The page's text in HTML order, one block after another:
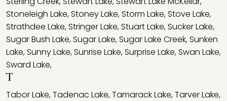
Stoneleigh Lake,Stoney Lake,Storm Lake,Stove Lake,
Strathdee Lake,Stringer Lake,Stuart Lake,Sucker Lake,
Sugar Bush Lake,Sugar Lake,Sugar Lake Creek,Sunken
Lake,Sunny Lake,Sunrise Lake,Surprise Lake,Swan Lake,
Sward Lake,
T
Tabor Lake,Tadenac Lake,Tamarack Lake,Tarver Lake,